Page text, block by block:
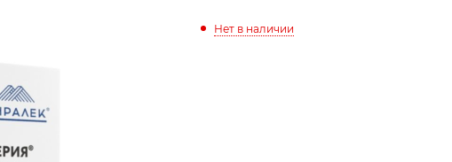
Нет в наличии